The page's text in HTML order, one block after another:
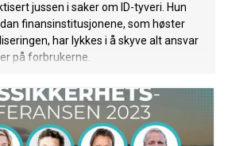
jussen i saker om ID-tyveri. Hun
finansinstitusjonene, som høster
har lykkes i å skyve alt ansvar
på forbrukerne.